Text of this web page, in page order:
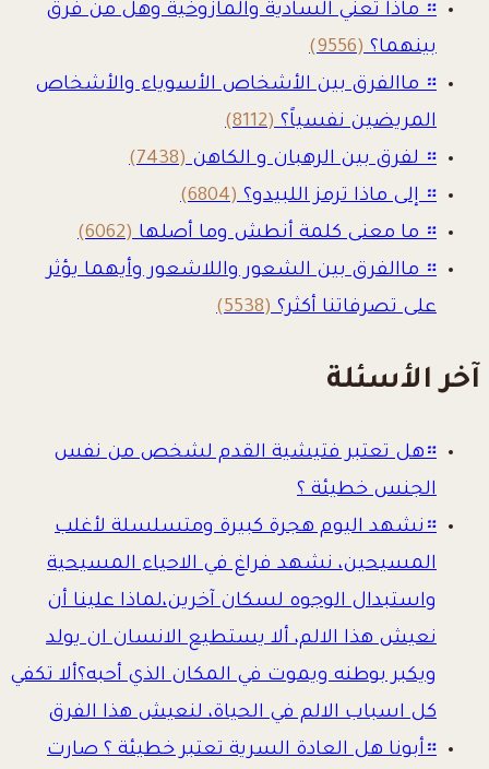
። ماذا تعني السادية والمازوخية وهل من فرق
بينهما؟(9556)
። ماالفرق بين الأشخاص الأسوياء والأشخاص
المريضين نفسياً؟(8112)
። لفرق بين الرهبان و الكاهن(7438)
። إلى ماذا ترمز اللبيدو؟(6804)
። ما معنى كلمة أنطش وما أصلها(6062)
። ماالفرق بين الشعور واللاشعور وأيهما يؤثر
على تصرفاتنا أكثر؟(5538)
آخر الأسئلة
።هل تعتبر فتيشية القدم لشخص من نفس
الجنس خطيئة ؟
።نشهد اليوم هجرة كبيرة ومتسلسلة لأغلب
المسيحين، نشهد فراغ في الاحياء المسيحية
واستبدال الوجوه لسكان آخرين،لماذا علينا أن
نعيش هذا الالم، ألا يستطيع الانسان ان يولد
ويكبر بوطنه ويموت في المكان الذي أحبه؟ألا تكفي
كل اسباب الالم في الحياة، لنعيش هذا الفرق
።أبونا هل العادة السرية تعتبر خطيئة ؟ صارت